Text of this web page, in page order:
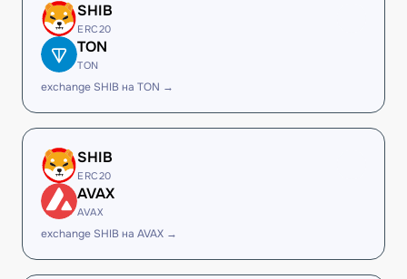
SHIB
ERC20
TON
TON
exchange SHIB на TON →
SHIB
ERC20
AVAX
AVAX
exchange SHIB на AVAX →